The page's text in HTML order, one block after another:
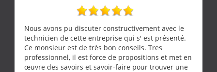
Nous avons pu discuter constructivement avec le
technicien de cette entreprise qui s' est présenté.
Ce monsieur est de très bon conseils. Tres
professionnel, il est force de propositions et met en
œuvre des savoirs et savoir-faire pour trouver une